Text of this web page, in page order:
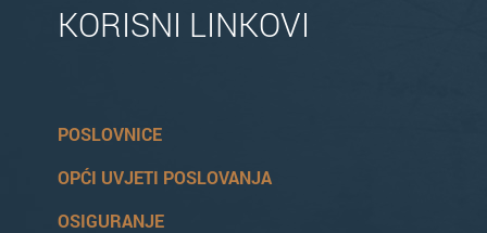
KORISNI LINKOVI
POSLOVNICE
OPĆI UVJETI POSLOVANJA
OSIGURANJE